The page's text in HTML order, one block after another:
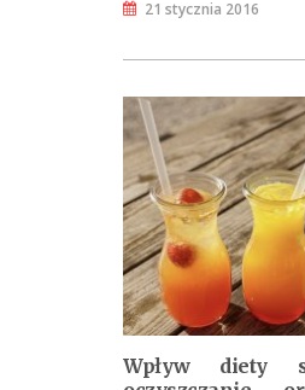
21 stycznia 2016
Wpływ diety